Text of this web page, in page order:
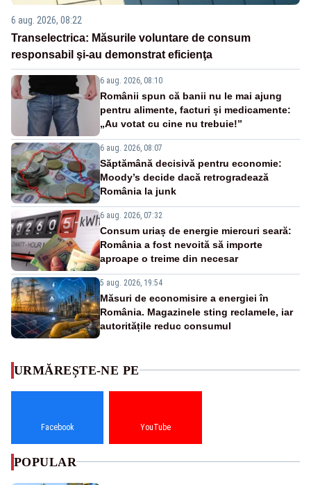
6 aug. 2026, 08:22
Transelectrica: Măsurile voluntare de consum
responsabil şi-au demonstrat eficienţa
6 aug. 2026, 08:10
Românii spun că banii nu le mai ajung
pentru alimente, facturi și medicamente:
„Au votat cu cine nu trebuie!”
6 aug. 2026, 08:07
Săptămână decisivă pentru economie:
Moody’s decide dacă retrogradează
România la junk
6 aug. 2026, 07:32
Consum uriaș de energie miercuri seară:
România a fost nevoită să importe
aproape o treime din necesar
5 aug. 2026, 19:54
Măsuri de economisire a energiei în
România. Magazinele sting reclamele, iar
autoritățile reduc consumul
URMĂREȘTE-NE PE
Facebook YouTube
POPULAR